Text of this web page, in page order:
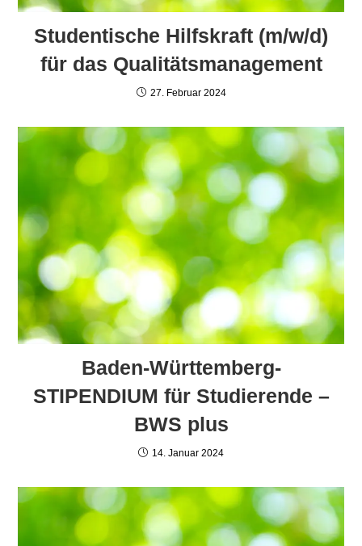
Studentische Hilfskraft (m/w/d)
für das Qualitätsmanagement
27. Februar 2024
Baden-Württemberg-
STIPENDIUM für Studierende –
BWS plus
14. Januar 2024